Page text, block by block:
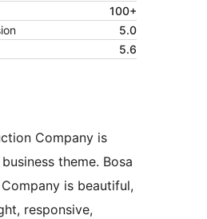
100+
5.0
5.6
Company is
theme. Bosa
is beautiful,
responsive,